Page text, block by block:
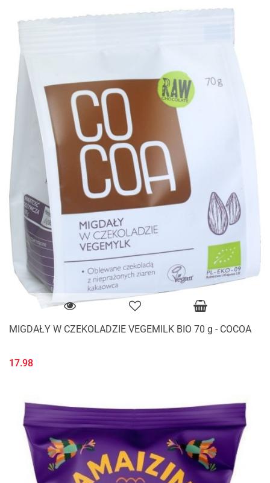
MIGDAŁY W CZEKOLADZIE VEGEMILK BIO 70 g - COCOA
17.98